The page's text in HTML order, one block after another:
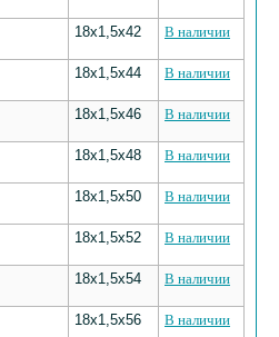
18х1,5х42 В наличии
18х1,5х44 В наличии
18х1,5х46 В наличии
18х1,5х48 В наличии
18х1,5х50 В наличии
18х1,5х52 В наличии
18х1,5х54 В наличии
18х1,5х56 В наличии